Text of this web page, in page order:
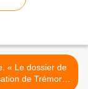
« Le dossier de
de Trémorel